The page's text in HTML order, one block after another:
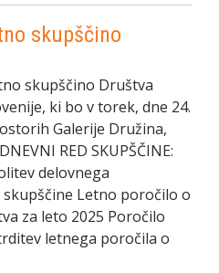
skupščino
skupščino Društva
ki bo v torek, dne 24.
Galerije Družina,
RED SKUPŠČINE:
delovnega
Letno poročilo o
za leto 2025 Poročilo
letnega poročila o